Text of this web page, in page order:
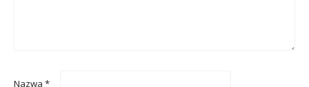
Nazwa *